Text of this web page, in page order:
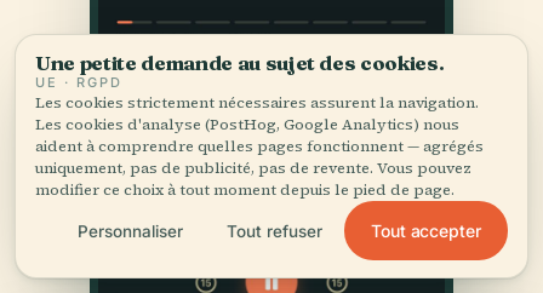
Une petite demande au sujet des cookies.
UE · RGPD
Les cookies strictement nécessaires assurent la navigation.
Les cookies d'analyse (PostHog, Google Analytics) nous
aident à comprendre quelles pages fonctionnent — agrégés
uniquement, pas de publicité, pas de revente. Vous pouvez
modifier ce choix à tout moment depuis le pied de page.
Personnaliser Tout refuser Tout accepter